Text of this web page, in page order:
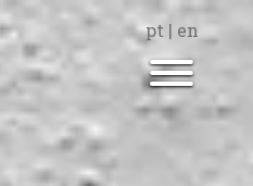
pt | en